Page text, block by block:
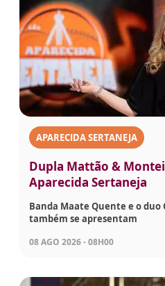
APARECIDA SERTANEJA
Dupla Mattão &
Aparecida Sertaneja
Banda Maate Quente e o duo
também se apresentam
08 AGO 2026 - 08H00